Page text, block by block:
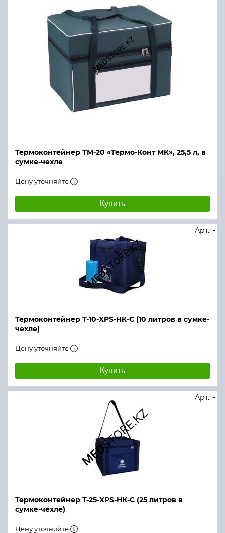
Термоконтейнер ТМ-20 «Термо-Конт МК», 25,5 л, в
сумке-чехле
Цену уточняйте
Купить
Термоконтейнер Т-10-XPS-НК-С (10 литров в сумке-
чехле)
Арт.: -
Цену уточняйте
Купить
Термоконтейнер Т-25-XPS-НК-С (25 литров в
сумке-чехле)
Арт.: -
Цену уточняйте